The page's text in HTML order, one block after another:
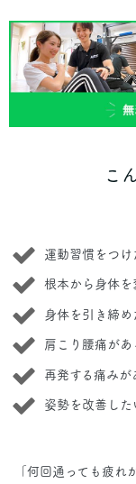
こ
運動習慣をつけ
根本から身体を
身体を引き締め
肩こり腰痛があ
再発する痛みが
姿勢を改善した
「何回通っても疲れ